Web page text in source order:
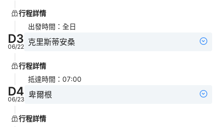
行程詳情
出發時間 ： 全日
D3
06/22 克里斯蒂安桑
行程詳情
抵達時間 ： 07:00
D4
06/23 卑爾根
行程詳情